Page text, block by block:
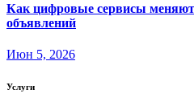
Как цифровые сервисы
объявлений
Июн 5, 2026
Услуги